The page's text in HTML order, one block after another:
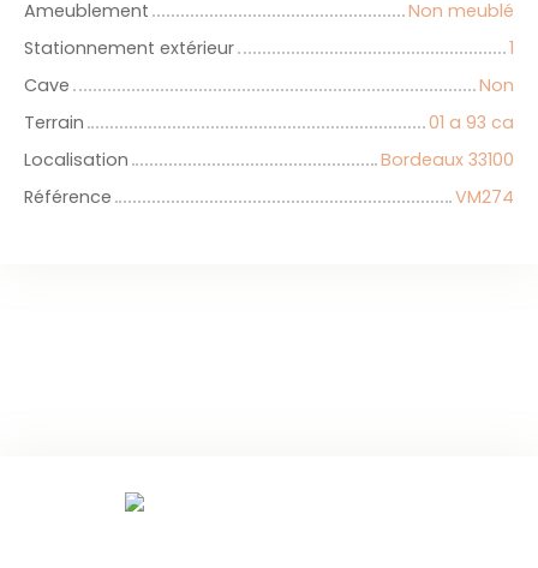
Ameublement
Non meublé
Stationnement extérieur
1
Cave
Non
Terrain
01 a 93 ca
Localisation
Bordeaux 33100
Référence
VM274